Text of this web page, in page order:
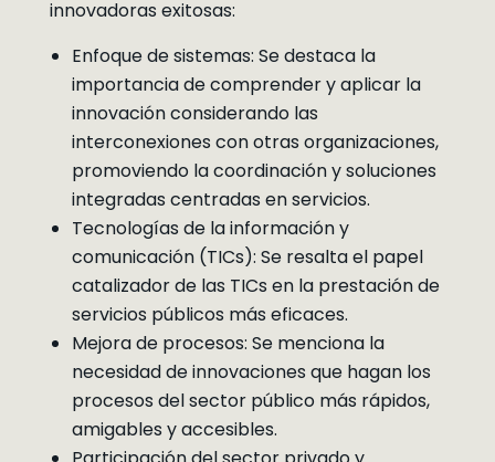
innovadoras exitosas:
Enfoque de sistemas: Se destaca la
importancia de comprender y aplicar la
innovación considerando las
interconexiones con otras organizaciones,
promoviendo la coordinación y soluciones
integradas centradas en servicios.
Tecnologías de la información y
comunicación (TICs): Se resalta el papel
catalizador de las TICs en la prestación de
servicios públicos más eficaces.
Mejora de procesos: Se menciona la
necesidad de innovaciones que hagan los
procesos del sector público más rápidos,
amigables y accesibles.